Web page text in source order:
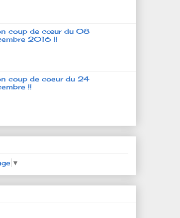
coup de cœur du 08
2016 !!
coup de coeur du 24
!!
▼